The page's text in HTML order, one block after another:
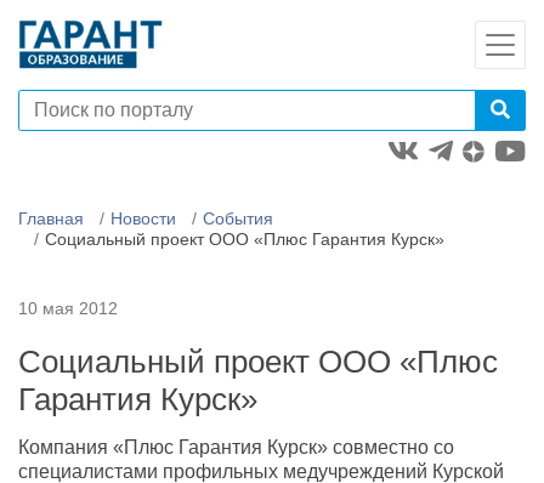
Главная Новости
События
Социальный проект ООО «Плюс Гарантия Курск»
10 мая 2012
Социальный проект ООО «Плюс
Гарантия Курск»
Компания «Плюс Гарантия Курск» совместно со
специалистами профильных медучреждений Курской